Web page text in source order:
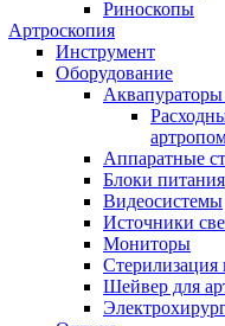
Риноскопы
Артроскопия
Инструмент
Оборудование
Аппаратные
Блоки питания
Видеосистемы
Источники
Мониторы
Стерилизация
Шейвер для